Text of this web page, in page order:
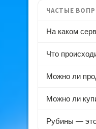
ЧАСТЫЕ
На каком
Что
Можно ли
Можно ли
Рубины — это